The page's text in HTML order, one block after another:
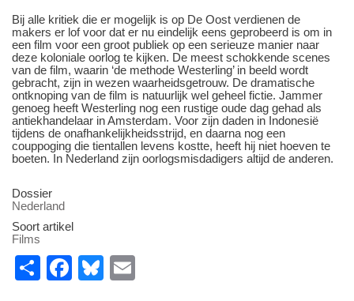
Bij alle kritiek die er mogelijk is op De Oost verdienen de
makers er lof voor dat er nu eindelijk eens geprobeerd is om in
een film voor een groot publiek op een serieuze manier naar
deze koloniale oorlog te kijken. De meest schokkende scenes
van de film, waarin ‘de methode Westerling’ in beeld wordt
gebracht, zijn in wezen waarheidsgetrouw. De dramatische
ontknoping van de film is natuurlijk wel geheel fictie. Jammer
genoeg heeft Westerling nog een rustige oude dag gehad als
antiekhandelaar in Amsterdam. Voor zijn daden in Indonesië
tijdens de onafhankelijkheidsstrijd, en daarna nog een
couppoging die tientallen levens kostte, heeft hij niet hoeven te
boeten. In Nederland zijn oorlogsmisdadigers altijd de anderen.
Dossier
Nederland
Soort artikel
Films
S
F
Bl